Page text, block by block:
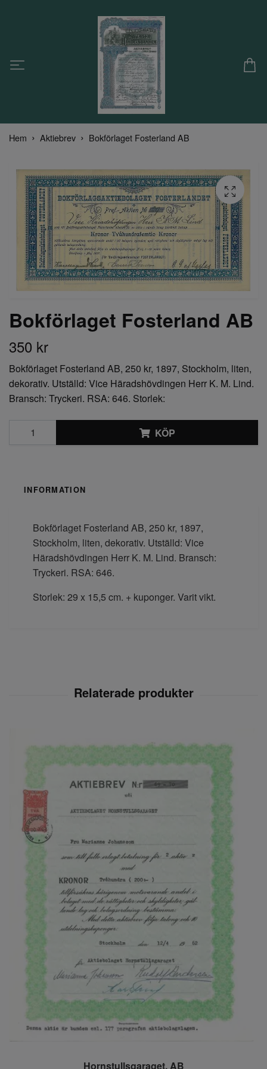
Hem Aktiebrev Bokförlaget Fosterland AB
Bokförlaget Fosterland AB
350 kr
Bokförlaget Fosterland AB, 250 kr, 1897, Stockholm, liten,
dekorativ. Utställd: Vice Häradshövdingen Herr K. M. Lind.
Bransch: Tryckeri. RSA: 646. Storlek:
KÖP
INFORMATION
Bokförlaget Fosterland AB, 250 kr, 1897,
Stockholm, liten, dekorativ. Utställd: Vice
Häradshövdingen Herr K. M. Lind. Bransch:
Tryckeri. RSA: 646.
Storlek: 29 x 15,5 cm. + kuponger. Varit vikt.
Hornstullsgaraget, AB